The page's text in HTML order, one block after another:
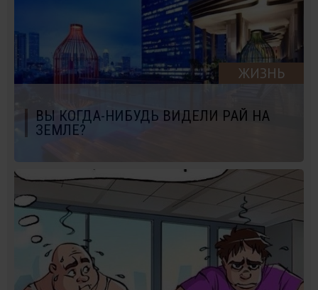
ЖИЗНЬ
ВЫ КОГДА-НИБУДЬ ВИДЕЛИ РАЙ НА
ЗЕМЛЕ?